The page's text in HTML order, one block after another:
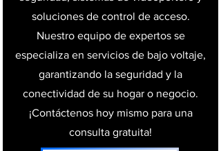
soluciones de control de acceso.
Nuestro equipo de expertos se
especializa en servicios de bajo voltaje,
garantizando la seguridad y la
conectividad de su hogar o negocio.
¡Contáctenos hoy mismo para una
consulta gratuita!